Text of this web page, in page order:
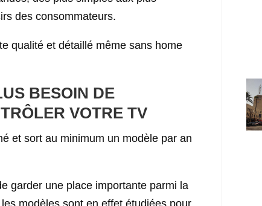
des consommateurs.
qualité et détaillé même sans home
BESOIN DE
VOTRE TV
et sort au minimum un modèle par an
garder une place importante parmi la
modèles sont en effet étudiées pour